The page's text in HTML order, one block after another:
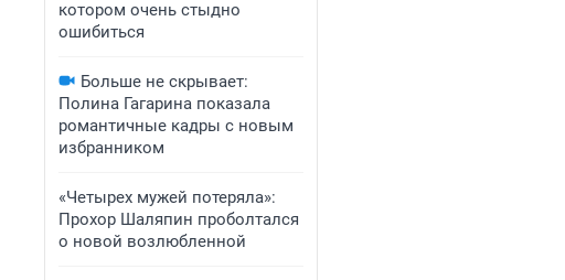
котором очень стыдно
ошибиться
Больше не скрывает:
Полина Гагарина показала
романтичные кадры с новым
избранником
«Четырех мужей потеряла»:
Прохор Шаляпин проболтался
о новой возлюбленной